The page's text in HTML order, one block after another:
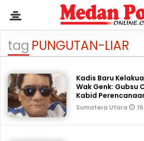
tag PUNGUTAN-LIAR
Kadis Baru
Wak Genk: Gubsu
Kabid
Sumatera Utara